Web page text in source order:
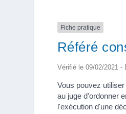
Fiche pratique
Référé
Vérifié le 09/02/2021 -
Vous pouvez
au juge d'ordonner
l'exécution d'une